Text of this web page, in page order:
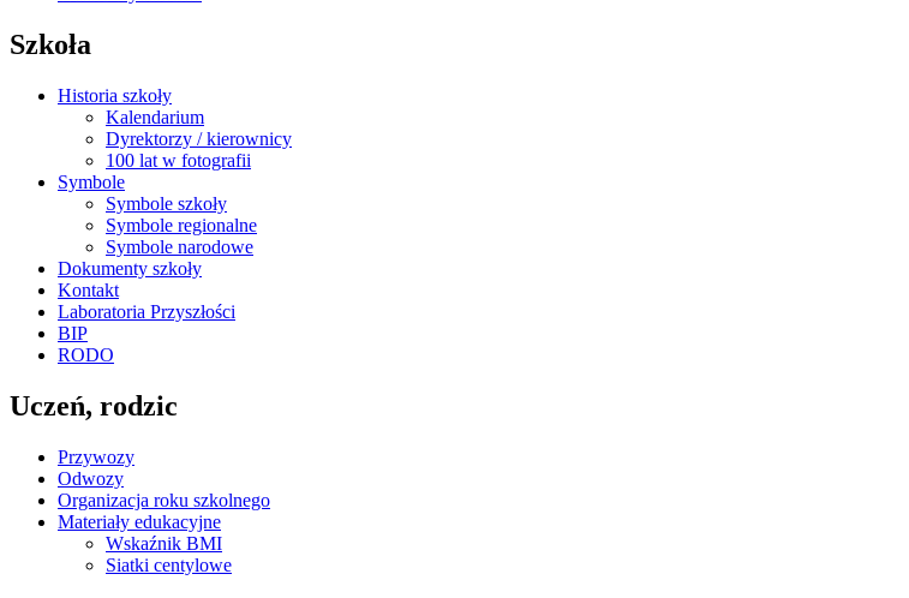
Szkoła
Historia szkoły
Kalendarium
Dyrektorzy / kierownicy
100 lat w fotografii
Symbole
Symbole szkoły
Symbole regionalne
Symbole narodowe
Dokumenty szkoły
Kontakt
Laboratoria Przyszłości
BIP
RODO
Uczeń, rodzic
Przywozy
Odwozy
Organizacja roku szkolnego
Materiały edukacyjne
Wskaźnik BMI
Siatki centylowe